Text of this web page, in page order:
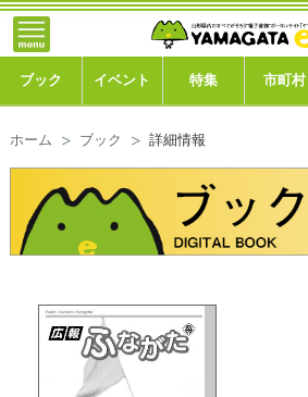
ブック イベント 特集 市町村
ホーム ブック 詳細情報
トップ
ブック
市町村
このサイトについて
}; -->